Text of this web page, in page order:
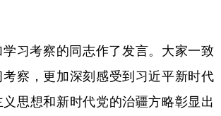
日本語 한국어
Português
考察的同志作了发言。大家一致
察，更加深刻感受到习近平新时代
思想和新时代党的治疆方略彰显出